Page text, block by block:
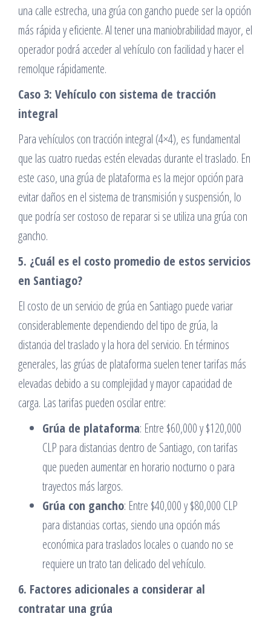
una calle estrecha, una grúa con gancho puede ser la opción
más rápida y eficiente. Al tener una maniobrabilidad mayor, el
operador podrá acceder al vehículo con facilidad y hacer el
remolque rápidamente.
Caso 3: Vehículo con sistema de tracción
integral
Para vehículos con tracción integral (4×4), es fundamental
que las cuatro ruedas estén elevadas durante el traslado. En
este caso, una grúa de plataforma es la mejor opción para
evitar daños en el sistema de transmisión y suspensión, lo
que podría ser costoso de reparar si se utiliza una grúa con
gancho.
5. ¿Cuál es el costo promedio de estos servicios
en Santiago?
El costo de un servicio de grúa en Santiago puede variar
considerablemente dependiendo del tipo de grúa, la
distancia del traslado y la hora del servicio. En términos
generales, las grúas de plataforma suelen tener tarifas más
elevadas debido a su complejidad y mayor capacidad de
carga. Las tarifas pueden oscilar entre:
Grúa de plataforma: Entre $60,000 y $120,000
CLP para distancias dentro de Santiago, con tarifas
que pueden aumentar en horario nocturno o para
trayectos más largos.
Grúa con gancho: Entre $40,000 y $80,000 CLP
para distancias cortas, siendo una opción más
económica para traslados locales o cuando no se
requiere un trato tan delicado del vehículo.
6. Factores adicionales a considerar al
contratar una grúa